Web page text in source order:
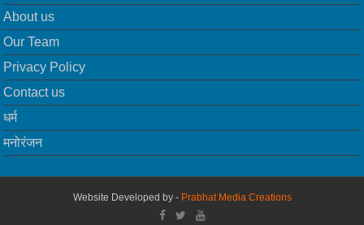
About us
Our Team
Privacy Policy
Contact us
धर्म
मनोरंजन
Website Developed by - Prabhat Media Creations